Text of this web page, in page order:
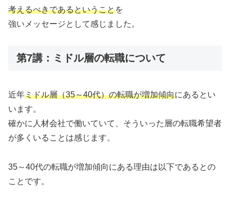
考えるべきであるということを
強いメッセージとして感じました。
第7講：ミドル層の転職について
近年ミドル層（35～40代）の転職が増加傾向にあるとい
います。
確かに人材会社で働いていて、そういった層の転職希望者
が多くいることは感じます。
35～40代の転職が増加傾向にある理由は以下であるとの
ことです。